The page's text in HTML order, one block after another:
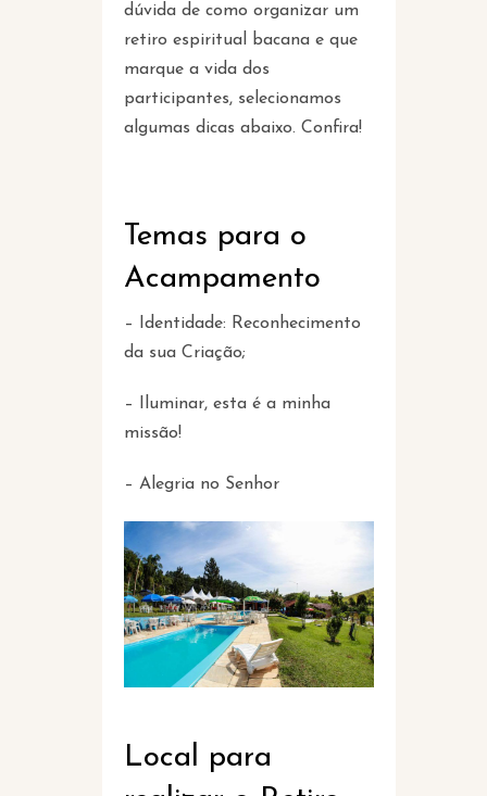
dúvida de como organizar um
retiro espiritual bacana e que
marque a vida dos
participantes, selecionamos
algumas dicas abaixo. Confira!
Temas para o
Acampamento
– Identidade: Reconhecimento
da sua Criação;
– Iluminar, esta é a minha
missão!
– Alegria no Senhor
Local para